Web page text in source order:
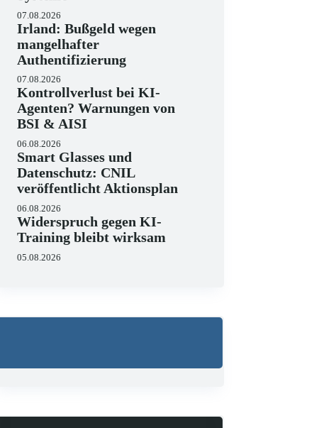
07.08.2026
Irland: Bußgeld wegen
mangelhafter
Authentifizierung
07.08.2026
Kontrollverlust bei KI-
Agenten? Warnungen von
BSI & AISI
06.08.2026
Smart Glasses und
Datenschutz: CNIL
veröffentlicht Aktionsplan
06.08.2026
Widerspruch gegen KI-
Training bleibt wirksam
05.08.2026